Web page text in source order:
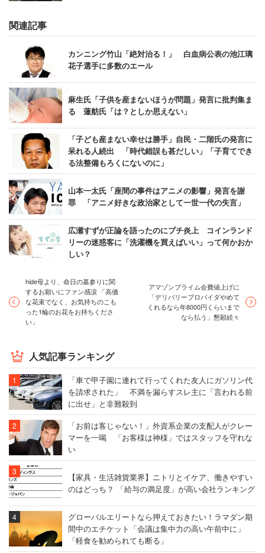
関連記事
カンニング竹山「絶対治る！」 白血病公表の池江璃
花子選手に多数のエール
麻生氏「子供を産まないほうが問題」発言に批判集ま
る 蓮舫氏「は？としか思えない」
「子ども産まない幸せは勝手」自民・二階氏の発言に
呆れる人続出 「時代錯誤も甚だしい」「子育てでき
る法整備もろくにないのに」
山本一太氏「座間の事件はアニメの影響」発言を謝
罪 「アニメ好きな政治家として一世一代の失言」
広瀬すずが正論を語ったのにプチ炎上 コインランド
リーの迷惑客に「洗濯機を買えばいい」って何かおか
しい？
hide母より、命日の墓参りに関
するお願いにファン感涙 「高価
な花束でなく、お気持ちのこも
った1輪のお花をお持ちくださ
い」
アマゾンプライム会費値上げに
「デリバリープロバイダやめて
くれるなら年8000円くらいまで
なら払う」懇願続々
人気記事ランキング
「車で甲子園に連れて行ってくれた友人にガソリン代
を請求された」 不満を漏らすスレ主に「言われる前
に出せ」と非難殺到
「お前は客じゃない！」外資系企業の支配人がクレー
マーを一喝 「お客様は神様」ではスタッフを守れな
い
【家具・生活雑貨業界】ニトリとイケア、働きやすい
のはどっち？ 「給与の満足度」が高い会社ランキング
グローバルエリートなら押えておきたい！ラマダン期
間中のエチケット「会議は集中力の高い午前中に」
「軽食を勧められても断る」